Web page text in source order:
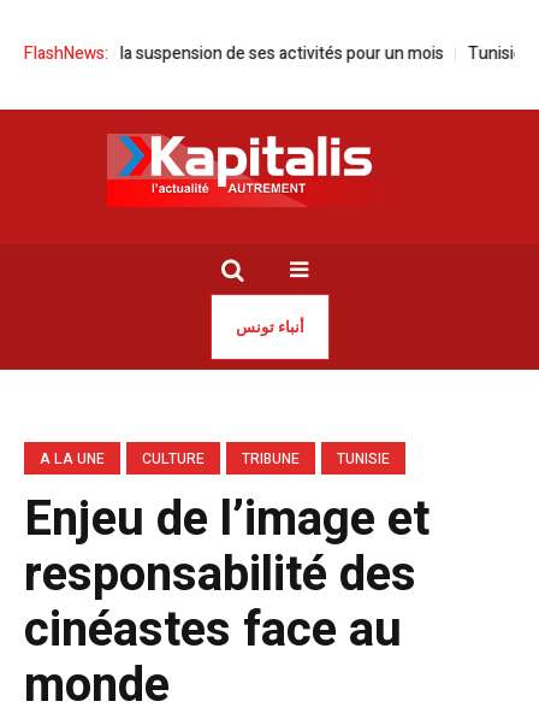
FlashNews:
la suspension de ses activités pour un mois Tunisie | Sayed
أنباء تونس
A LA UNE CULTURE TRIBUNE TUNISIE
Enjeu de l’image et
responsabilité des
cinéastes face au
monde